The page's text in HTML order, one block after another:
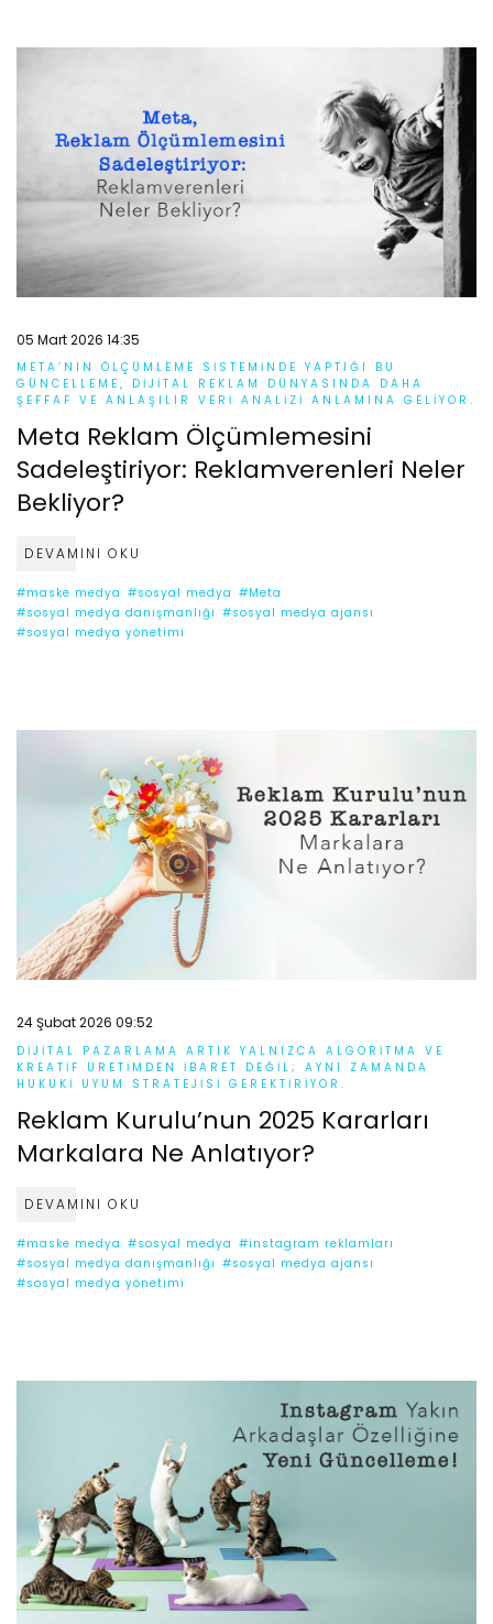
05 Mart 2026 14:35
META’NIN ÖLÇÜMLEME SISTEMINDE YAPTIĞI BU
GÜNCELLEME, DIJITAL REKLAM DÜNYASINDA DAHA
ŞEFFAF VE ANLAŞILIR VERI ANALIZI ANLAMINA GELIYOR.
Meta Reklam Ölçümlemesini
Sadeleştiriyor: Reklamverenleri Neler
Bekliyor?
DEVAMINI OKU
#maske medya #sosyal medya #Meta
#sosyal medya danışmanlığı #sosyal medya ajansı
#sosyal medya yönetimi
24 Şubat 2026 09:52
DIJITAL PAZARLAMA ARTIK YALNIZCA ALGORITMA VE
KREATIF ÜRETIMDEN IBARET DEĞIL; AYNI ZAMANDA
HUKUKI UYUM STRATEJISI GEREKTIRIYOR.
Reklam Kurulu’nun 2025 Kararları
Markalara Ne Anlatıyor?
DEVAMINI OKU
#maske medya #sosyal medya #instagram reklamları
#sosyal medya danışmanlığı #sosyal medya ajansı
#sosyal medya yönetimi